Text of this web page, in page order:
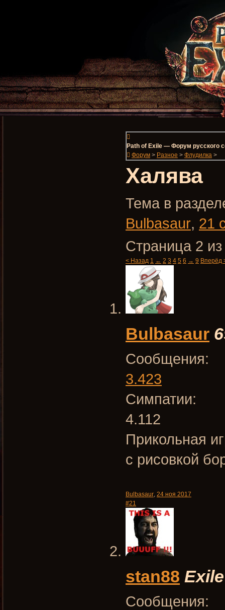
Path of Exile — Форум русского
Форум > Разное > Флудилка >
Халява
Тема в
Bulbasaur, 21
Страница 2
< Назад 1 ← 2 3 4 5 6 → 9 Вперёд
Bulbasaur
Сообщения:
3.423
Симпатии:
4.112
Прикольная
с рисовкой
Bulbasaur, 24 ноя 2017
#21
stan88 Exile
Сообщения: